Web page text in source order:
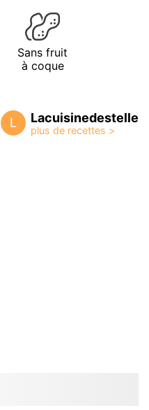
Sans fruit
à coque
L Lacuisinedestelle